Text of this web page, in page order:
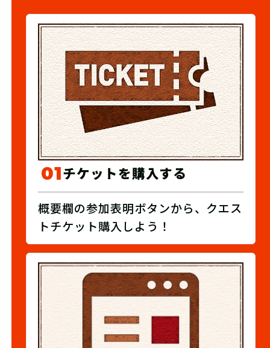
01チケットを購入する
概要欄の参加表明ボタンから、クエス
トチケット購入しよう！